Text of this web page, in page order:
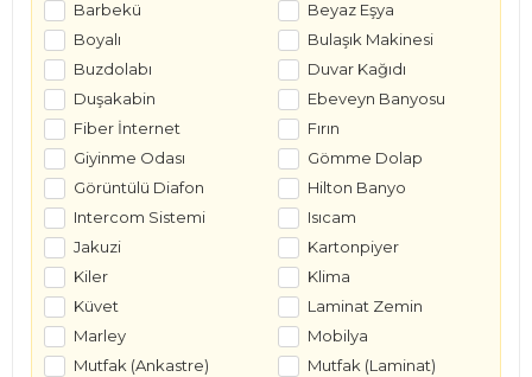
Barbekü
Beyaz Eşya
Boyalı
Bulaşık Makinesi
Buzdolabı
Duvar Kağıdı
Duşakabin
Ebeveyn Banyosu
Fiber İnternet
Fırın
Giyinme Odası
Gömme Dolap
Görüntülü Diafon
Hilton Banyo
Intercom Sistemi
Isıcam
Jakuzi
Kartonpiyer
Kiler
Klima
Küvet
Laminat Zemin
Marley
Mobilya
Mutfak (Ankastre)
Mutfak (Laminat)